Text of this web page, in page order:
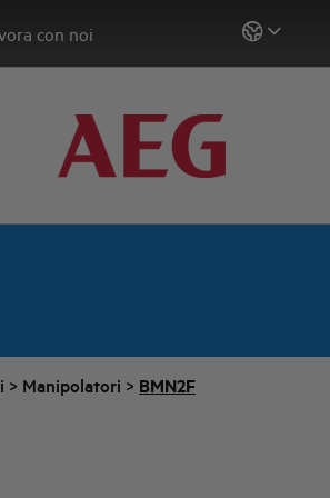
con noi
> Manipolatori > BMN2F